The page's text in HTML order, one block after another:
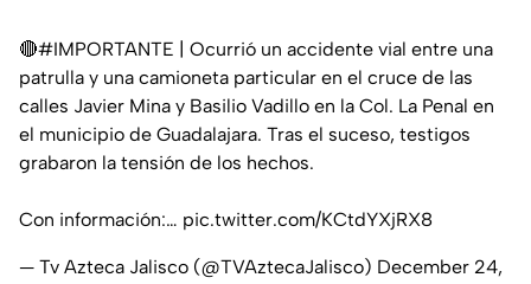
🔴#IMPORTANTE | Ocurrió un accidente vial entre una
patrulla y una camioneta particular en el cruce de las
calles Javier Mina y Basilio Vadillo en la Col. La Penal en
el municipio de Guadalajara. Tras el suceso, testigos
grabaron la tensión de los hechos.
Con información:… pic.twitter.com/KCtdYXjRX8
— Tv Azteca Jalisco (@TVAztecaJalisco) December 24,